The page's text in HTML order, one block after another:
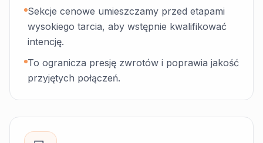
Sekcje cenowe umieszczamy przed etapami
wysokiego tarcia, aby wstępnie kwalifikować
intencję.
To ogranicza presję zwrotów i poprawia jakość
przyjętych połączeń.